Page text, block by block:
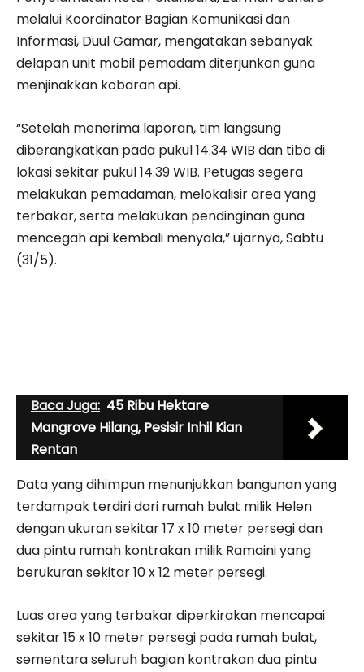
melalui Koordinator Bagian Komunikasi dan
Informasi, Duul Gamar, mengatakan sebanyak
delapan unit mobil pemadam diterjunkan guna
menjinakkan kobaran api.
“Setelah menerima laporan, tim langsung
diberangkatkan pada pukul 14.34 WIB dan tiba di
lokasi sekitar pukul 14.39 WIB. Petugas segera
melakukan pemadaman, melokalisir area yang
terbakar, serta melakukan pendinginan guna
mencegah api kembali menyala,” ujarnya, Sabtu
(31/5).
Baca Juga: 45 Ribu Hektare
Mangrove Hilang, Pesisir Inhil Kian
Rentan
Data yang dihimpun menunjukkan bangunan yang
terdampak terdiri dari rumah bulat milik Helen
dengan ukuran sekitar 17 x 10 meter persegi dan
dua pintu rumah kontrakan milik Ramaini yang
berukuran sekitar 10 x 12 meter persegi.
Luas area yang terbakar diperkirakan mencapai
sekitar 15 x 10 meter persegi pada rumah bulat,
sementara seluruh bagian kontrakan dua pintu